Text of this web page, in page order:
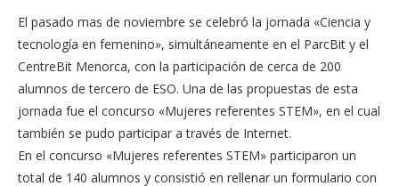
El pasado mas de noviembre se celebró la jornada «Ciencia y
tecnología en femenino», simultáneamente en el ParcBit y el
CentreBit Menorca, con la participación de cerca de 200
alumnos de tercero de ESO. Una de las propuestas de esta
jornada fue el concurso «Mujeres referentes STEM», en el cual
también se pudo participar a través de Internet.
En el concurso «Mujeres referentes STEM» participaron un
total de 140 alumnos y consistió en rellenar un formulario con